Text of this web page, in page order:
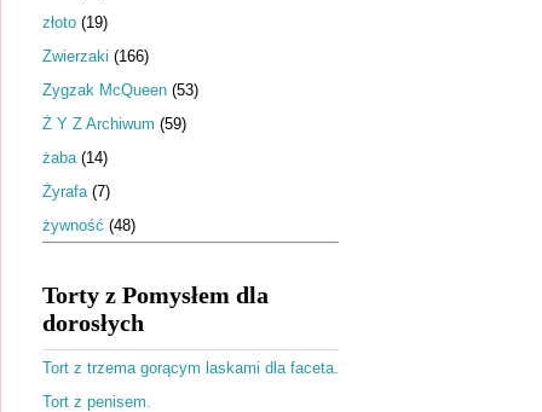
złoto (19)
Zwierzaki (166)
Zygzak McQueen (53)
Ż Y Z Archiwum (59)
żaba (14)
Żyrafa (7)
żywność (48)
Torty z Pomysłem dla
dorosłych
Tort z trzema gorącym laskami dla faceta.
Tort z penisem.